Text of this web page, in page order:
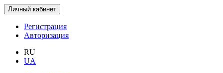
Личный кабинет
Регистрация
Авторизация
RU
UA